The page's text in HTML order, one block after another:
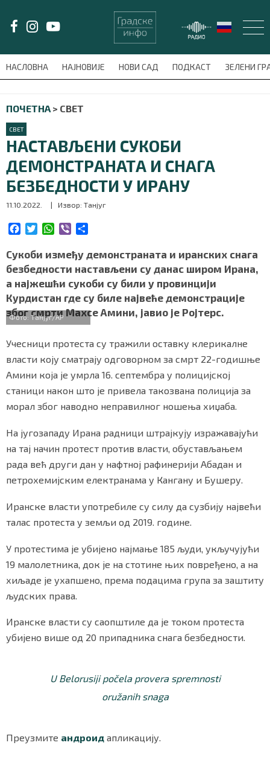
НАСЛОВНА НАЈНОВИЈЕ НОВИ САД ПОДКАСТ ЗЕЛЕНИ
meni'); $this_item = current( wp_filter_object_list(
ПОЧЕТНА > СВЕТ
СВЕТ
НАСТАВЉЕНИ СУКОБИ
ДЕМОНСТРАНАТА И СНАГА
БЕЗБЕДНОСТИ У ИРАНУ
11.10.2022. | Извор: Танјуг
c
e
b
o
o
k
i
t
t
e
r
W
a
t
s
A
p
p
b
e
r
a
r
e
Сукоби између демонстраната и иранских снага
безбедности настављени су данас широм Ирана,
а најжешћи сукоби су били у провинцији
Курдистан где су биле највеће демонстрације
због смрти Махсе Амини, јавио је Ројтерс.
Фото: Танјуг/AP
Учесници протеста су тражили оставку клерикалне
власти коју сматрају одговорном за смрт 22-годишње
Амини која је умрла 16. септембра у полицијској
станици након што је привела такозвана полиција за
морал због наводно неправилног ношења хиџаба.
На југозападу Ирана радници штрајкују изражавајући
на тај начин протест против власти, обустављањем
рада већ други дан у нафтној рафинерији Абадан и
петрохемијским електранама у Кангану и Бушеру.
Иранске власти употребиле су силу да сузбију највећи
талас протеста у земљи од 2019. године.
У протестима је убијено најмање 185 људи, укључујући
19 малолетника, док је на стотине њих повређено, а на
хиљаде је ухапшено, према подацима група за заштиту
људских права.
Иранске власти су саопштиле да је током протеста
убијено више од 20 припадника снага безбедности.
U Belorusiji počela provera spremnosti
oružanih snaga
Преузмите андроид апликацију.
LAT/ЋИР
НАСЛОВНА
НАЈНОВИЈЕ
НОВИ САД
ПОДКАСТ
ЗЕЛЕНИ ГРАД
ВИДЕО
СПЕЦИЈАЛИ
БЛОГ
СВЕТ
ЖИВОТ И СТИЛ
БИЗНИС
redakcija@gradskeinfo.rs
ПРАТИТЕ НАС
Маркетинг
ПРЕУЗМИТЕ НАШУ АПЛИКАЦИЈУ